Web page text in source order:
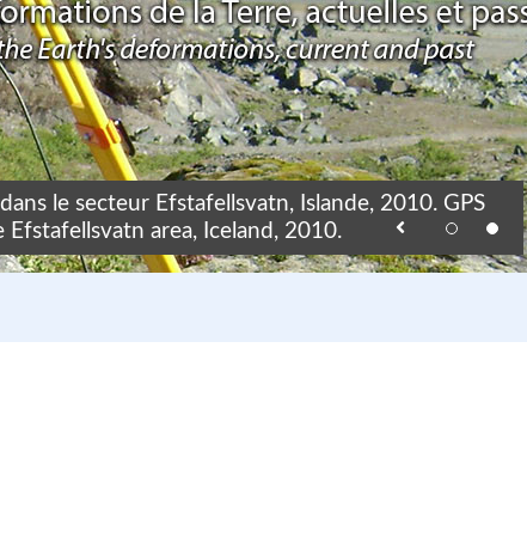
le secteur Efstafellsvatn, Islande, 2010. GPS
area, Iceland, 2010.